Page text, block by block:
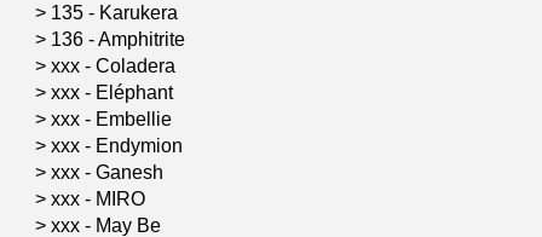
> 135 - Karukera
> 136 - Amphitrite
> xxx - Coladera
> xxx - Eléphant
> xxx - Embellie
> xxx - Endymion
> xxx - Ganesh
> xxx - MIRO
> xxx - May Be